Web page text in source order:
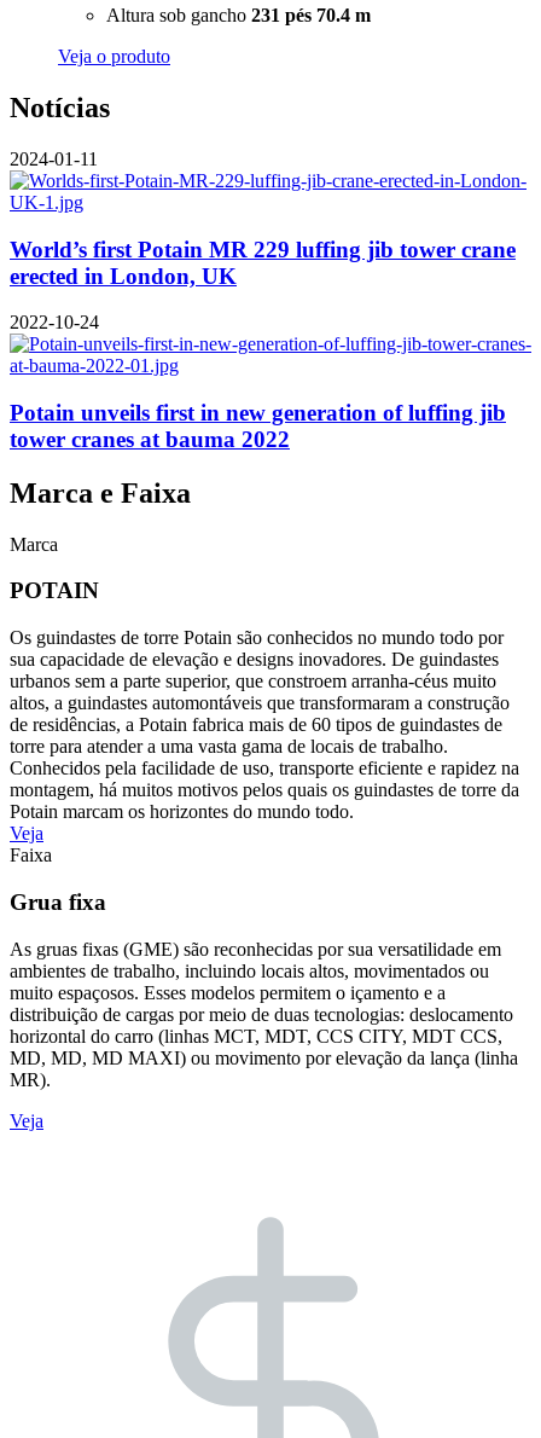
Altura sob gancho 231 pés 70.4 m
Veja o produto
Notícias
2024-01-11
World’s first Potain MR 229 luffing jib tower crane
erected in London, UK
2022-10-24
Potain unveils first in new generation of luffing jib
tower cranes at bauma 2022
Marca e Faixa
Marca
POTAIN
Os guindastes de torre Potain são conhecidos no mundo todo por
sua capacidade de elevação e designs inovadores. De guindastes
urbanos sem a parte superior, que constroem arranha-céus muito
altos, a guindastes automontáveis que transformaram a construção
de residências, a Potain fabrica mais de 60 tipos de guindastes de
torre para atender a uma vasta gama de locais de trabalho.
Conhecidos pela facilidade de uso, transporte eficiente e rapidez na
montagem, há muitos motivos pelos quais os guindastes de torre da
Potain marcam os horizontes do mundo todo.
Veja
Faixa
Grua fixa
As gruas fixas (GME) são reconhecidas por sua versatilidade em
ambientes de trabalho, incluindo locais altos, movimentados ou
muito espaçosos. Esses modelos permitem o içamento e a
distribuição de cargas por meio de duas tecnologias: deslocamento
horizontal do carro (linhas MCT, MDT, CCS CITY, MDT CCS,
MD, MD, MD MAXI) ou movimento por elevação da lança (linha
MR).
Veja